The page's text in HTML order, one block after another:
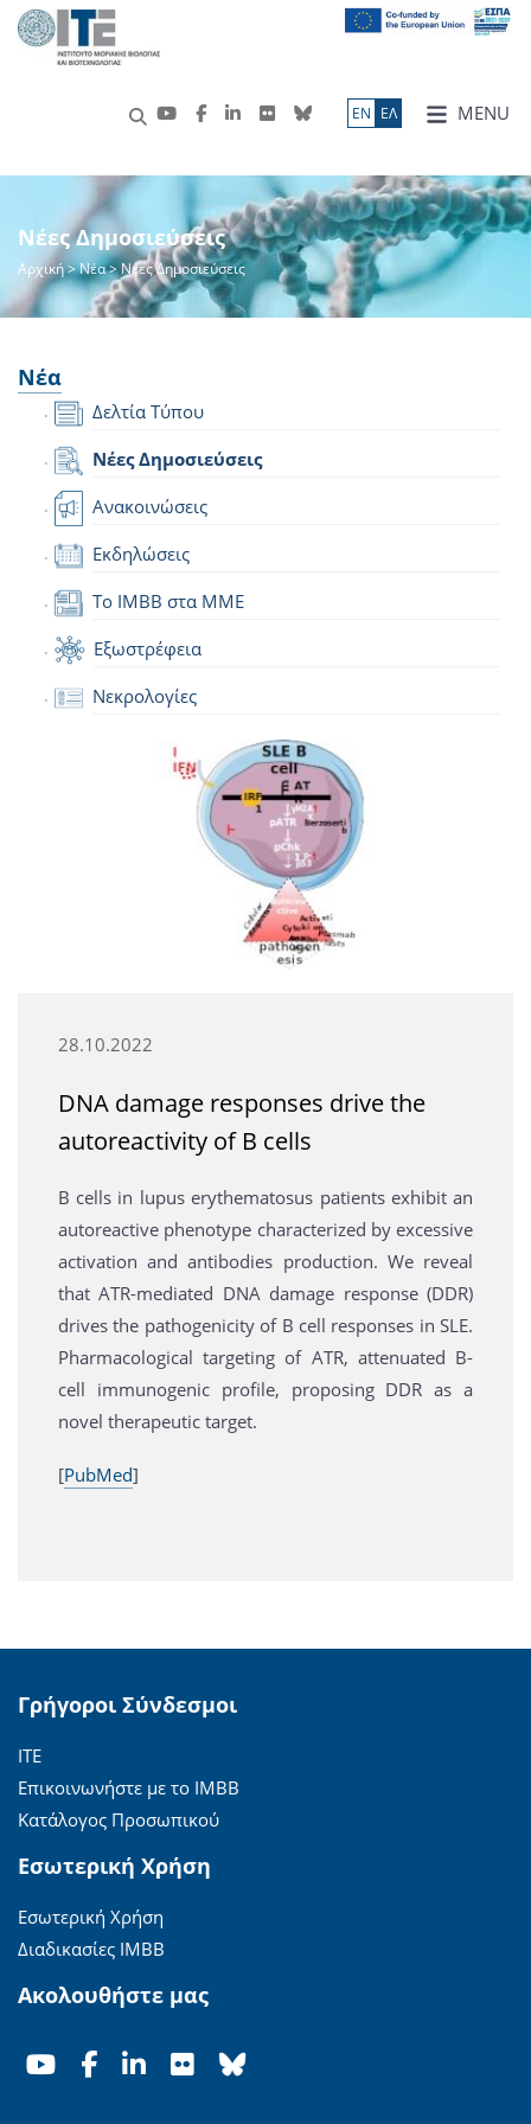
MENU
ΕN ΕΛ
Νέες Δημοσιεύσεις
Αρχική>Νέα> Νέες Δημοσιεύσεις
Νέα
Δελτία Τύπου
Νέες Δημοσιεύσεις
Ανακοινώσεις
Εκδηλώσεις
Το IMBB στα ΜΜΕ
Εξωστρέφεια
Νεκρολογίες
28.10.2022
DNA damage responses drive the
autoreactivity of B cells
B cells in lupus erythematosus patients exhibit an
autoreactive phenotype characterized by excessive
activation and antibodies production. We reveal
that ATR-mediated DNA damage response (DDR)
drives the pathogenicity of B cell responses in SLE.
Pharmacological targeting of ATR, attenuated B-
cell immunogenic profile, proposing DDR as a
novel therapeutic target.
[PubMed]
Γρήγοροι Σύνδεσμοι
ΙΤΕ
Επικοινωνήστε με το ΙΜΒΒ
Κατάλογος Προσωπικού
Εσωτερική Χρήση
Εσωτερική Χρήση
Διαδικασίες ΙΜΒΒ
Ακολουθήστε μας